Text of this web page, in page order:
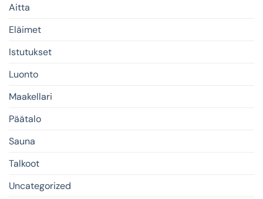
Aitta
Eläimet
Istutukset
Luonto
Maakellari
Päätalo
Sauna
Talkoot
Uncategorized